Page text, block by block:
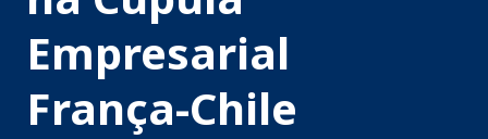
Empresarial
França-Chile